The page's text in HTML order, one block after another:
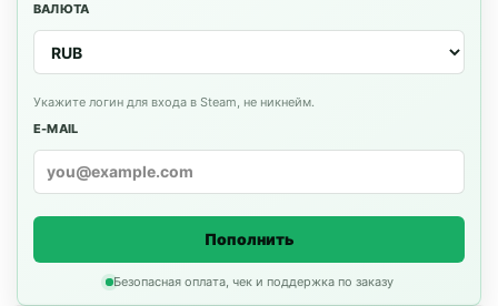
ВАЛЮТА
Укажите логин для входа в Steam, не никнейм.
E-MAIL
Пополнить
Безопасная оплата, чек и поддержка по заказу